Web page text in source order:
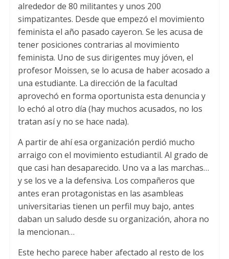
alrededor de 80 militantes y unos 200
simpatizantes. Desde que empezó el movimiento
feminista el año pasado cayeron. Se les acusa de
tener posiciones contrarias al movimiento
feminista. Uno de sus dirigentes muy jóven, el
profesor Moissen, se lo acusa de haber acosado a
una estudiante. La dirección de la facultad
aprovechó en forma oportunista esta denuncia y
lo echó al otro día (hay muchos acusados, no los
tratan así y no se hace nada).
A partir de ahí esa organización perdió mucho
arraigo con el movimiento estudiantil. Al grado de
que casi han desaparecido. Uno va a las marchas…
y se los ve a la defensiva. Los compañeros que
antes eran protagonistas en las asambleas
universitarias tienen un perfil muy bajo, antes
daban un saludo desde su organización, ahora no
la mencionan…
Este hecho parece haber afectado al resto de los